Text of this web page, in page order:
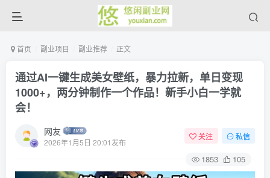
首页 副业项目 副业推荐 正文
通过AI一键生成美女壁纸，暴力拉新，单日变现
1000+，两分钟制作一个作品！新手小白一学就
会！
网友
2026年1月5日 20:01发布
关注 私信
1853 105